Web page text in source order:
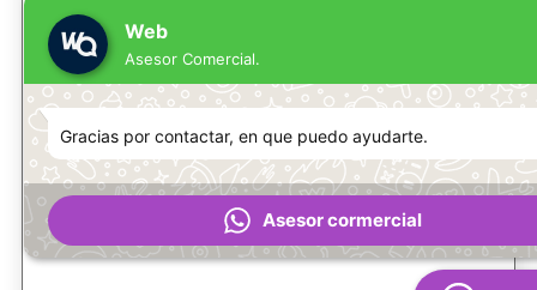
Web
Asesor Comercial.
Gracias por contactar, en que puedo ayudarte.
Asesor cormercial